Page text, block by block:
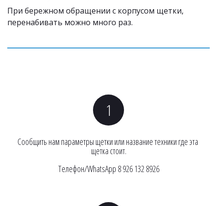
При бережном обращении с корпусом щетки,
перенабивать можно много раз.
Сообщить нам параметры щетки или название техники где эта
щетка стоит.
Телефон/WhatsApp 8 926 132 8926